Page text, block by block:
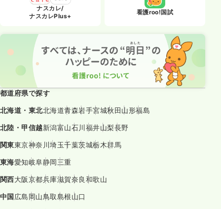
ナスカレ/
ナスカレPlus+
看護roo!国試
都道府県で探す
北海道・東北北海道青森岩手宮城秋田山形福島
北陸・甲信越新潟富山石川福井山梨長野
関東東京神奈川埼玉千葉茨城栃木群馬
東海愛知岐阜静岡三重
関西大阪京都兵庫滋賀奈良和歌山
中国広島岡山鳥取島根山口